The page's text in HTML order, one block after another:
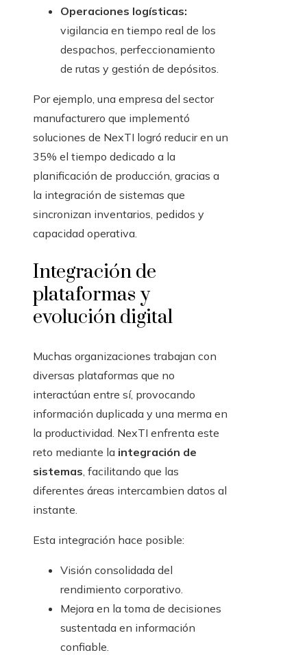
Operaciones logísticas:
vigilancia en tiempo real de los
despachos, perfeccionamiento
de rutas y gestión de depósitos.
Por ejemplo, una empresa del sector
manufacturero que implementó
soluciones de NexTI logró reducir en un
35% el tiempo dedicado a la
planificación de producción, gracias a
la integración de sistemas que
sincronizan inventarios, pedidos y
capacidad operativa.
Integración de
plataformas y
evolución digital
Muchas organizaciones trabajan con
diversas plataformas que no
interactúan entre sí, provocando
información duplicada y una merma en
la productividad. NexTI enfrenta este
reto mediante la integración de
sistemas, facilitando que las
diferentes áreas intercambien datos al
instante.
Esta integración hace posible:
Visión consolidada del
rendimiento corporativo.
Mejora en la toma de decisiones
sustentada en información
confiable.